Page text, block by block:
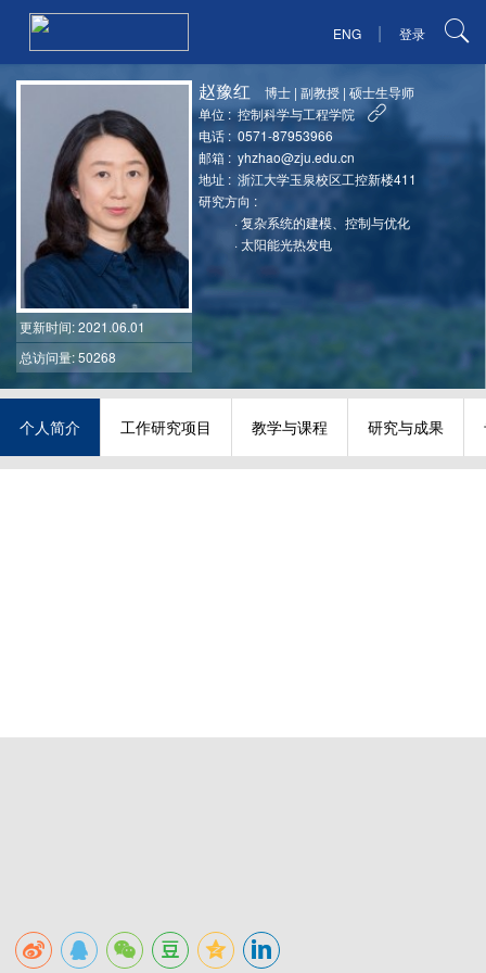
ENG | 登录
更新时间: 2021.06.01
总访问量: 50268
赵豫红 博士 |副教授 |硕士生导师
单位 : 控制科学与工程学院
电话 : 0571-87953966
邮箱 : yhzhao@zju.edu.cn
地址 : 浙江大学玉泉校区工控新楼411
研究方向 :
·复杂系统的建模、控制与优化
·太阳能光热发电
个人简介 工作研究项目 教学与课程 研究与成果